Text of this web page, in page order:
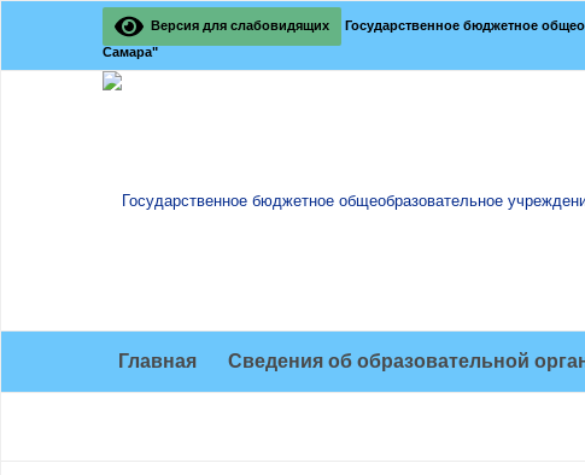
Версия для слабовидящих
Государственное бюджетное
Самара"
Главная Сведения об образовательной